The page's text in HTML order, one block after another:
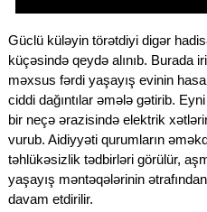
Güclü küləyin törətdiyi digər
küçəsində qeydə alınıb. Burada
məxsus fərdi yaşayış evinin
ciddi dağıntılar əmələ gətirib.
bir neçə ərazisində elektrik
vurub. Aidiyyəti qurumların
təhlükəsizlik tədbirləri görülür,
yaşayış məntəqələrinin
davam etdirilir.